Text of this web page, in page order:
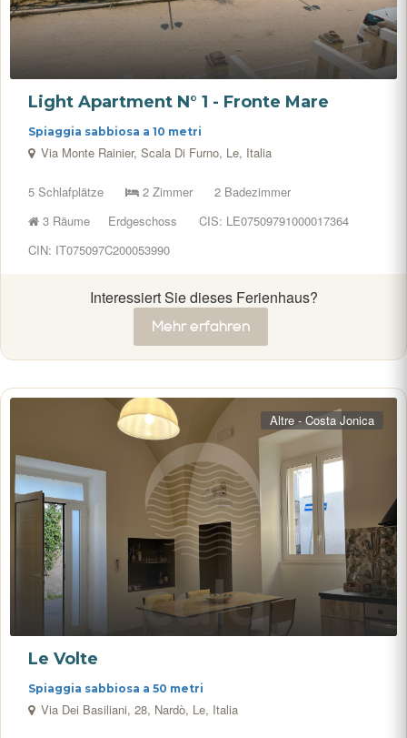
Light Apartment N° 1 - Fronte Mare
Spiaggia sabbiosa a 10 metri
Via Monte Rainier, Scala Di Furno, Le, Italia
5 Schlafplätze 2 Zimmer
2 Badezimmer
3 Räume
Erdgeschoss
CIS: LE07509791000017364
CIN: IT075097C200053990
Interessiert Sie dieses Ferienhaus?
Mehr erfahren
Altre - Costa Jonica
Le Volte
Spiaggia sabbiosa a 50 metri
Via Dei Basiliani, 28, Nardò, Le, Italia